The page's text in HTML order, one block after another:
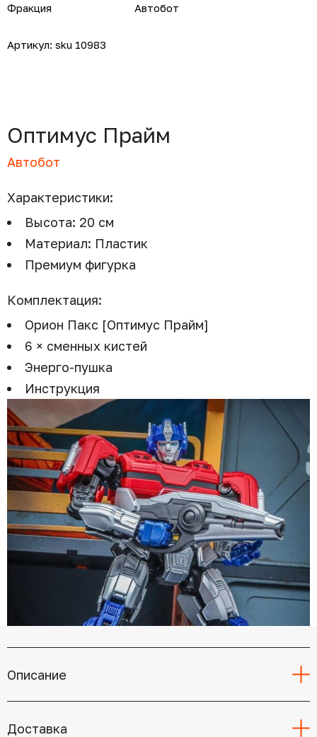
Фракция
Автобот
Артикул: sku 10983
Оптимус Прайм
Автобот
Характеристики:
Высота: 20 см
Материал: Пластик
Премиум фигурка
Комплектация:
Орион Пакс [Оптимус Прайм]
6 × сменных кистей
Энерго-пушка
Инструкция
Описание
Доставка